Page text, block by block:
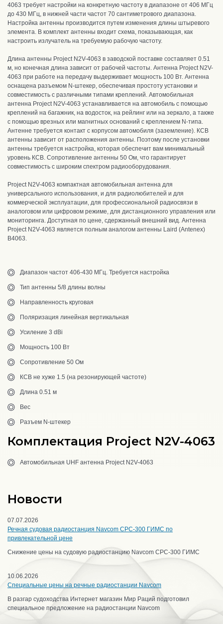
4063 требует настройки на конкретную частоту в диапазоне от 406 МГц
до 430 МГц, в нижней части частот 70 сантиметрового диапазона.
Настройка антенны производится путем изменения длины штыревого
элемента. В комплект антенны входит схема, показывающая, как
настроить излучатель на требуемую рабочую частоту.
Длина антенны Project N2V-4063 в заводской поставке составляет 0.51
м, но конечная длина зависит от рабочей частоты. Антенна Project N2V-
4063 при работе на передачу выдерживает мощность 100 Вт. Антенна
оснащена разъемом N-штекер, обеспечивая простоту установки и
совместимость с различными типами креплений. Автомобильная
антенна Project N2V-4063 устанавливается на автомобиль с помощью
креплений на багажник, на водосток, на рейлинг или на зеркало, а также
с помощью врезных или магнитных оснований с креплением N-типа.
Антенне требуется контакт с корпусом автомобиля (заземление). КСВ
антенны зависит от расположения антенны. Поэтому после установки
антенны требуется настройка, которая обеспечит вам минимальный
уровень КСВ. Сопротивление антенны 50 Ом, что гарантирует
совместимость с широким спектром радиооборудования.
Project N2V-4063 компактная автомобильная антенна для
универсального использования, и для радиолюбителей и для
коммерческой эксплуатации, для профессиональной радиосвязи в
аналоговом или цифровом режиме, для дистанционного управления или
мониторинга. Доступная по цене, сдержанный внешний вид. Антенна
Project N2V-4063 является полным аналогом антенны Laird (Antenex)
B4063.
Диапазон частот 406-430 МГц. Требуется настройка
Тип антенны 5/8 длины волны
Направленность круговая
Поляризация линейная вертикальная
Усиление 3 dBi
Мощность 100 Вт
Сопротивление 50 Ом
КСВ не хуже 1.5 (на резонирующей частоте)
Длина 0.51 м
Вес
Разъем N-штекер
Комплектация Project N2V-4063
Автомобильная UHF антенна Project N2V-4063
Новости
07.07.2026
Речная судовая радиостанция Navcom CPC-300 ГИМС по
привлекательной цене
Снижение цены на судовую радиостанцию Navcom CPC-300 ГИМС
10.06.2026
Специальные цены на речные радиостанции Navcom
В разгар судоходства Интернет магазин Мир Раций подготовил
специальное предложение на радиостанции Navcom